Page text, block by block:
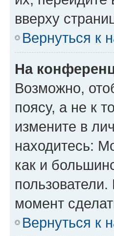
вверху
Вернуться к
На
Возможно,
поясу, а не к
измените в
находитесь:
как и
момент
Вернуться к